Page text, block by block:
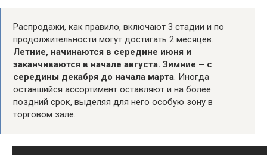
Распродажи, как правило, включают 3 стадии и по
продолжительности могут достигать 2 месяцев.
Летние, начинаются в середине июня и
заканчиваются в начале августа. Зимние – с
середины декабря до начала марта. Иногда
оставшийся ассортимент оставляют и на более
поздний срок, выделяя для него особую зону в
торговом зале.